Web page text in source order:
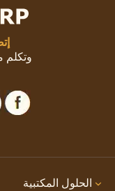
الحلول المكتبية